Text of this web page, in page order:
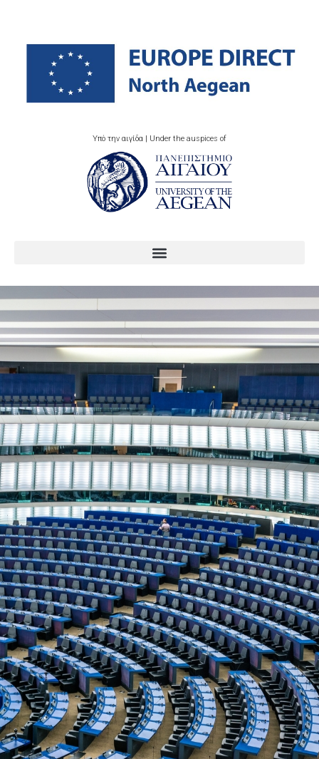
Υπό την αιγίδα | Under the auspices of